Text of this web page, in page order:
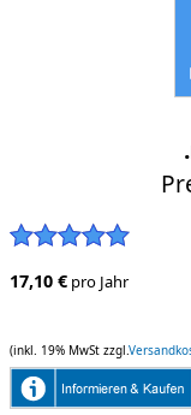
17,10 € pro Jahr
(inkl. 19% MwSt zzgl.